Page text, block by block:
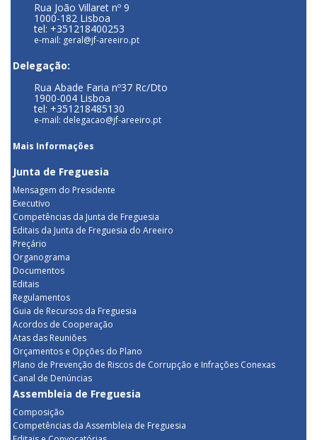
Rua João Villaret nº 9
1000-182 Lisboa
tel: +351218400253
e-mail: geral@jf-areeiro.pt
Delegação:
Rua Abade Faria nº37 Rc/Dto
1900-004 Lisboa
tel: +351218485130
e-mail: delegacao@jf-areeiro.pt
Mais Informações
Junta de Freguesia
Mensagem do Presidente
Executivo
Competências da Junta de Freguesia
Editais da Junta de Freguesia do Areeiro
Preçário
Organograma
Documentos
Editais
Regulamentos
Guia de Recursos da Freguesia
Acordos de Cooperação
Atas das Reuniões
Orçamentos e Opções do Plano
Plano de Prevenção de Riscos de Corrupção e Infrações Conexas
Canal de Denúncias
Assembleia de Freguesia
Composição
Competências da Assembleia de Freguesia